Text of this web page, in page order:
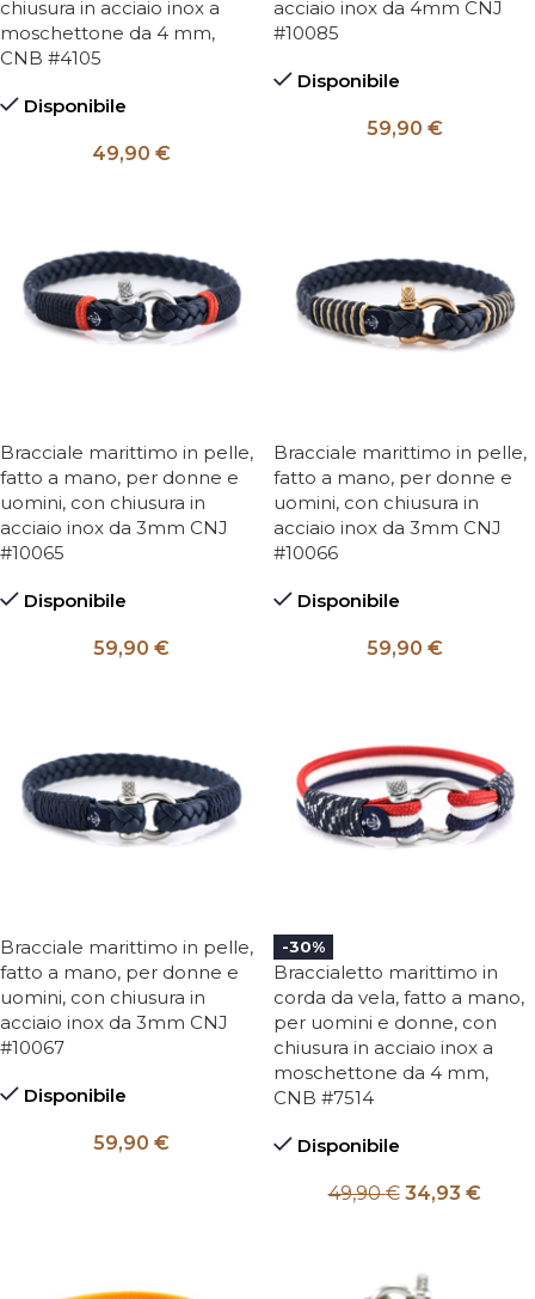
chiusura in acciaio inox a
moschettone da 4 mm,
CNB #4105
Disponibile
49,90 €
acciaio inox da 4mm CNJ
#10085
Disponibile
59,90 €
Bracciale marittimo in pelle,
fatto a mano, per donne e
uomini, con chiusura in
acciaio inox da 3mm CNJ
#10065
Disponibile
59,90 €
Bracciale marittimo in pelle,
fatto a mano, per donne e
uomini, con chiusura in
acciaio inox da 3mm CNJ
#10066
Disponibile
59,90 €
Bracciale marittimo in pelle,
fatto a mano, per donne e
uomini, con chiusura in
acciaio inox da 3mm CNJ
#10067
Disponibile
59,90 €
-30%
Braccialetto marittimo in
corda da vela, fatto a mano,
per uomini e donne, con
chiusura in acciaio inox a
moschettone da 4 mm,
CNB #7514
Disponibile
49,90€ 34,93 €